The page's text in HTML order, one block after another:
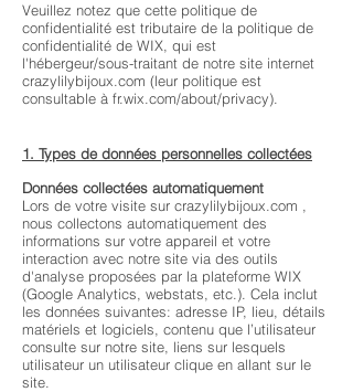
Veuillez notez que cette politique de
confidentialité est tributaire de la politique de
confidentialité de WIX, qui est
l'hébergeur/sous-traitant de notre site internet
crazylilybijoux.com (leur politique est
consultable à fr.wix.com/about/privacy).
1. Types de données personnelles collectées
Données collectées automatiquement
Lors de votre visite sur crazylilybijoux.com ,
nous collectons automatiquement des
informations sur votre appareil et votre
interaction avec notre site via des outils
d'analyse proposées par la plateforme WIX
(Google Analytics, webstats, etc.). Cela inclut
les données suivantes: adresse IP, lieu, détails
matériels et logiciels, contenu que l’utilisateur
consulte sur notre site, liens sur lesquels
utilisateur un utilisateur clique en allant sur le
site.